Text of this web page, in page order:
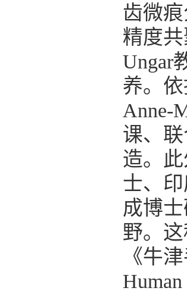
齿微
精度
Ungar
养。
Anne-
课、
造。
士、
成博
野。
《牛